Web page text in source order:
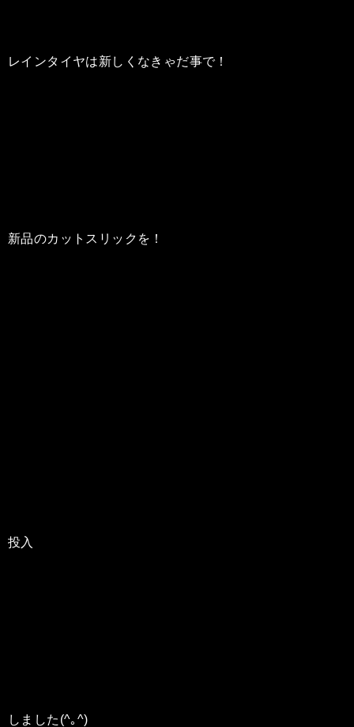
レインタイヤは新しくなきゃだ事で！
新品のカットスリックを！
投入
しました(^｡^)